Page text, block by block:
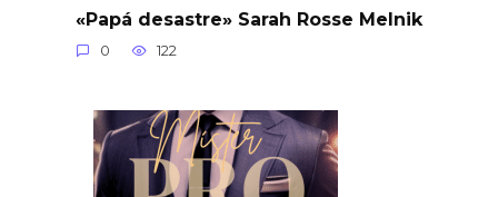
«Papá desastre» Sarah Rosse Melnik
0 122